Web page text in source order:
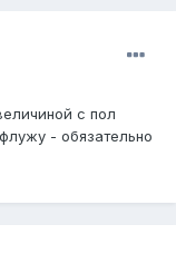
с пол
- обязательно